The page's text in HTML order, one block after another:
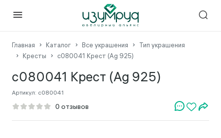
Главная Каталог Все украшения
Тип украшения
Кресты
с080041 Крест (Ag 925)
с080041 Крест (Ag 925)
Артикул: с080041